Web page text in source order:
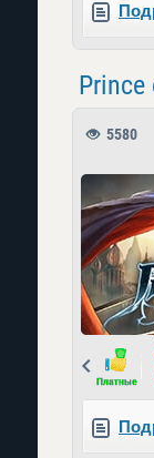
Prince
5580
Prev